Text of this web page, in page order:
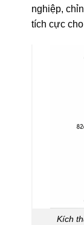
nghiệp,
tích cực
Kích